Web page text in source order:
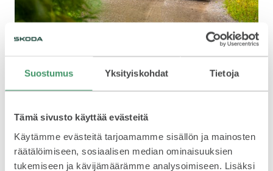
Suostumus Yksityiskohdat Tietoja
Tämä sivusto käyttää evästeitä
Käytämme evästeitä tarjoamamme sisällön ja mainosten
räätälöimiseen, sosiaalisen median ominaisuuksien
tukemiseen ja kävijämäärämme analysoimiseen. Lisäksi
”Nykyinen kuvio SM-rallissa mahdollistaa sen, että saan olla
olevani koko ajan väärässä paikassa. Tämä sopii juuri nyt
elämäntilanteeseeni”, huhtikuussa 2025 Pinjan kanssa
naimisiin vihdoin ennättänyt rallikuskipuoliso tuumii.
Esapekka johtaa 2025 SM-rallia viiden osakilpailun jälkeen,